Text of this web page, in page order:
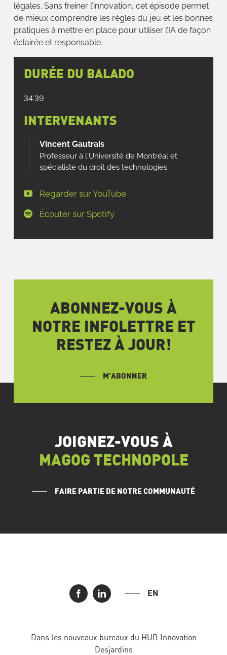
légales. Sans freiner l’innovation, cet épisode permet
de mieux comprendre les règles du jeu et les bonnes
pratiques à mettre en place pour utiliser l’IA de façon
éclairée et responsable.
DURÉE DU BALADO
34:39
INTERVENANTS
Vincent Gautrais
Professeur à l'Université de Montréal et
spécialiste du droit des technologies
Regarder sur YouTube
Écouter sur Spotify
ABONNEZ-VOUS À
NOTRE INFOLETTRE ET
RESTEZ À JOUR!
M’ABONNER
JOIGNEZ-VOUS À
MAGOG TECHNOPOLE
FAIRE PARTIE DE NOTRE COMMUNAUTÉ
EN
Dans les nouveaux bureaux du HUB Innovation
Desjardins